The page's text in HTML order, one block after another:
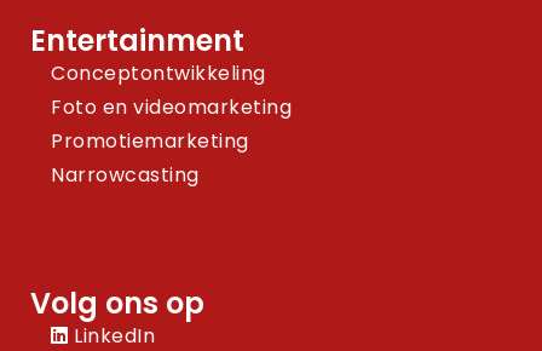
Entertainment
Conceptontwikkeling
Foto en videomarketing
Promotiemarketing
Narrowcasting
Volg ons op
LinkedIn